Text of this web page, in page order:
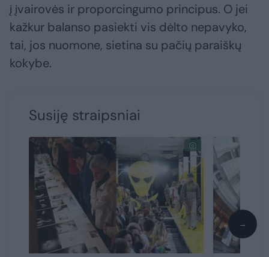
į įvairovės ir proporcingumo principus. O jei
kažkur balanso pasiekti vis dėlto nepavyko,
tai, jos nuomone, sietina su pačių paraiškų
kokybe.
Susiję straipsniai
→